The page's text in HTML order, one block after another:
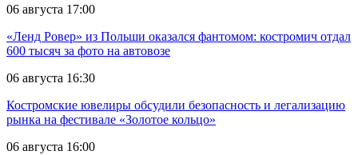
06 августа 17:00
«Ленд Ровер» из Польши оказался фантомом: костромич отдал
600 тысяч за фото на автовозе
06 августа 16:30
Костромские ювелиры обсудили безопасность и легализацию
рынка на фестивале «Золотое кольцо»
06 августа 16:00